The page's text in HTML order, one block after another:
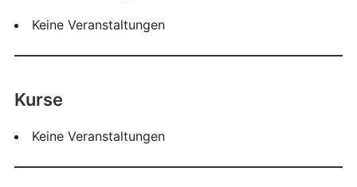
Keine Veranstaltungen
Kurse
Keine Veranstaltungen